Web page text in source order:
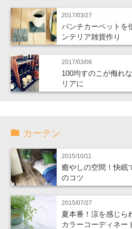
2017/03/27
パンチカーペットを
ンテリア雑貨作り
2017/03/06
100均すのこが侮れ
リアに
カーテン
2015/10/11
癒やしの空間！快眠
のコツ
2015/07/27
夏本番！涼を感じら
カラーコーディネー